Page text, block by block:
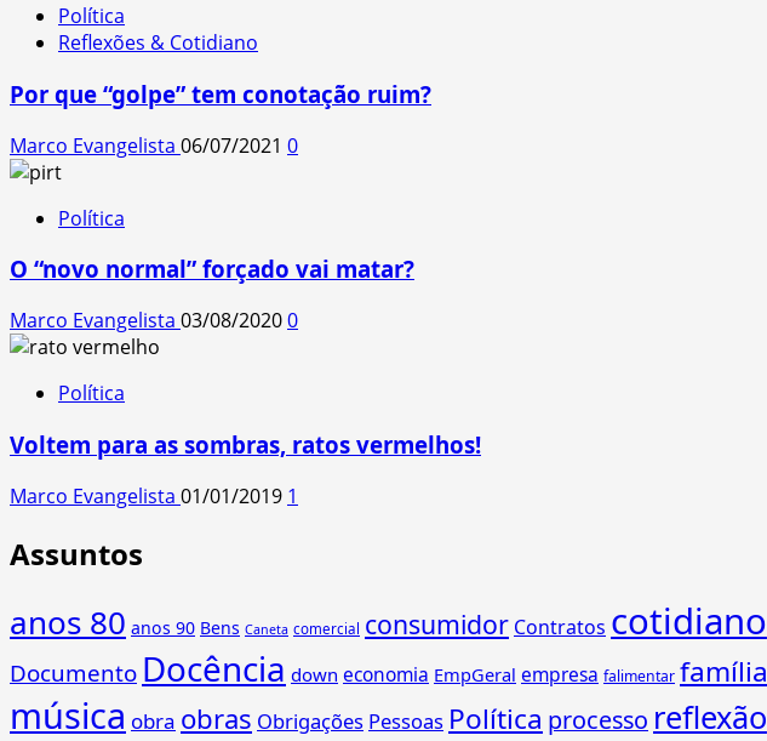
Política
Reflexões & Cotidiano
Por que “golpe” tem conotação ruim?
Marco Evangelista 06/07/2021 0
Política
O “novo normal” forçado vai matar?
Marco Evangelista 03/08/20200
Política
Voltem para as sombras, ratos vermelhos!
Marco Evangelista 01/01/2019 1
Assuntos
anos 80 anos 90 Bens Caneta comercial consumidor Contratos cotidiano
Documento Docência down economia EmpGeral empresa falimentar família
música obra obras Obrigações Pessoas Política processo reflexão